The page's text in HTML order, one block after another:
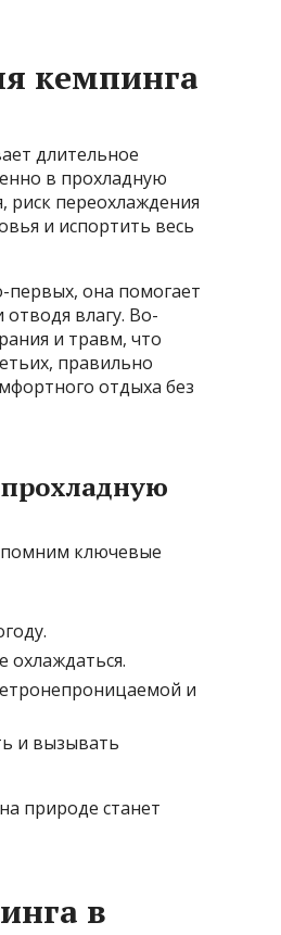
кемпинга
длительное
в прохладную
риск переохлаждения
и испортить весь
она помогает
влагу. Во-
и травм, что
правильно
отдыха без
ключевые
охлаждаться.
и
и вызывать
природе станет
в